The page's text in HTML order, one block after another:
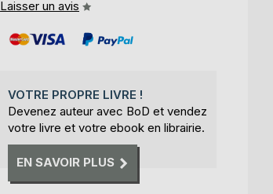
Laisser un avis
VOTRE PROPRE LIVRE !
Devenez auteur avec BoD et vendez
votre livre et votre ebook en librairie.
EN SAVOIR PLUS